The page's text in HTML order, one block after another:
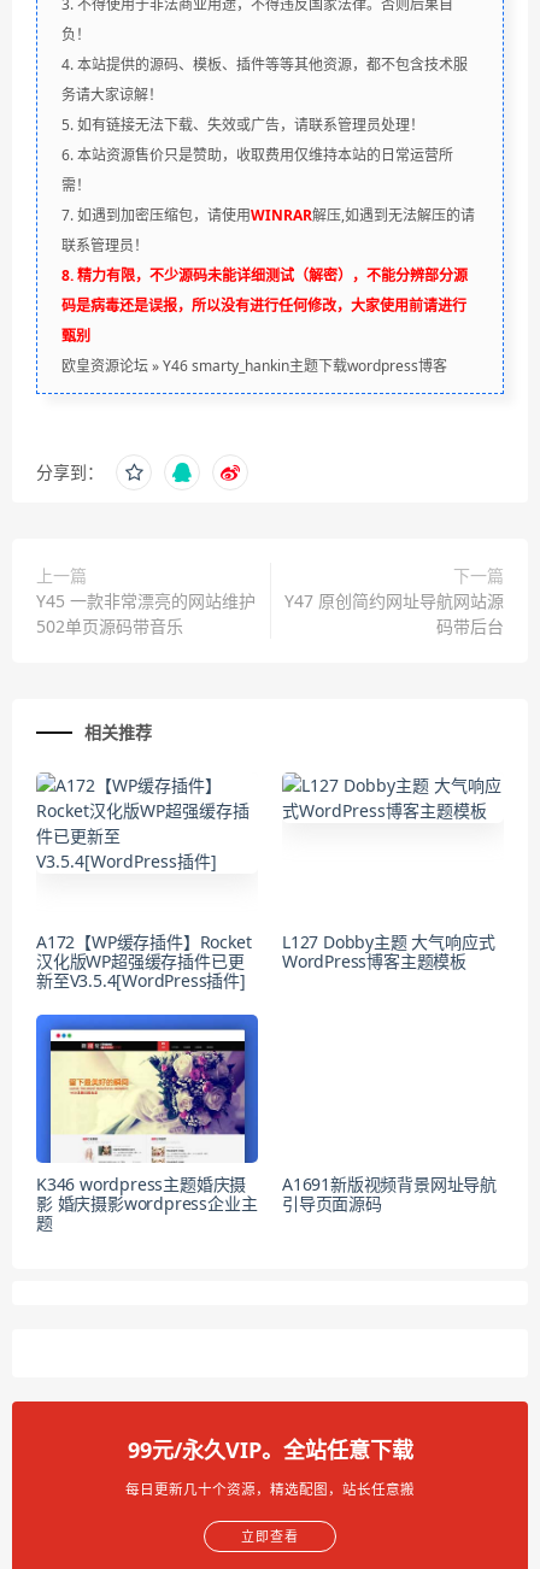
3. 不得使用于非法商业用途，不得违反国家法律。否则后果自
负！
4. 本站提供的源码、模板、插件等等其他资源，都不包含技术服
务请大家谅解！
5. 如有链接无法下载、失效或广告，请联系管理员处理！
6. 本站资源售价只是赞助，收取费用仅维持本站的日常运营所
需！
7. 如遇到加密压缩包，请使用WINRAR解压,如遇到无法解压的请
联系管理员！
8. 精力有限，不少源码未能详细测试（解密），不能分辨部分源
码是病毒还是误报，所以没有进行任何修改，大家使用前请进行
甄别
欧皇资源论坛»Y46 smarty_hankin主题下载wordpress博客
分享到：
上一篇
Y45 一款非常漂亮的网站维护
502单页源码带音乐
下一篇
Y47 原创简约网址导航网站源
码带后台
相关推荐
A172【WP缓存插件】Rocket
汉化版WP超强缓存插件已更
新至V3.5.4[WordPress插件]
L127 Dobby主题 大气响应式
WordPress博客主题模板
K346 wordpress主题婚庆摄
影 婚庆摄影wordpress企业主
题
A1691新版视频背景网址导航
引导页面源码
99元/永久VIP。全站任意下载
每日更新几十个资源，精选配图，站长任意搬
立即查看